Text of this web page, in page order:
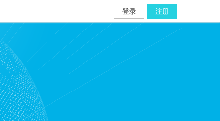
登录 注册